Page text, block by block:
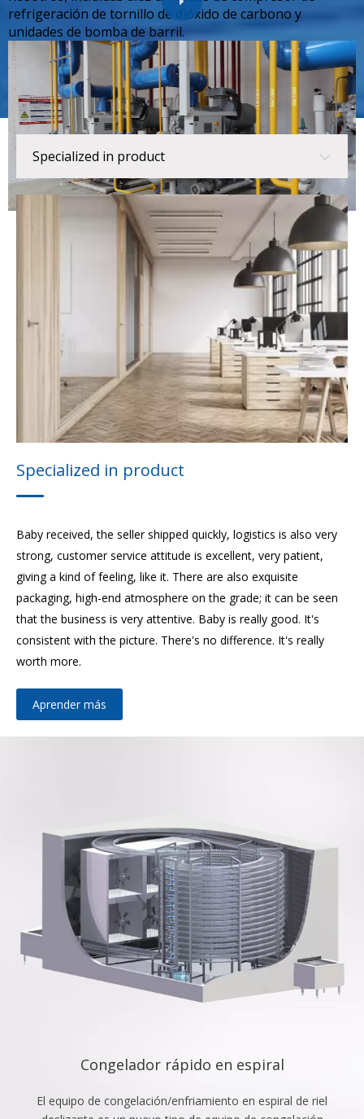
refrigeración de tornillo de dióxido de carbono y
unidades de bomba de barril.
Specialized in product
Specialized in product
Professional spirit
Professional quality
Popular trust
Great value enjoyment
Specialized in product
Baby received, the seller shipped quickly, logistics is also very
strong, customer service attitude is excellent, very patient,
giving a kind of feeling, like it. There are also exquisite
packaging, high-end atmosphere on the grade; it can be seen
that the business is very attentive. Baby is really good. It's
consistent with the picture. There's no difference. It's really
worth more.
Aprender más
Congelador rápido en espiral
El equipo de congelación/enfriamiento en espiral de riel